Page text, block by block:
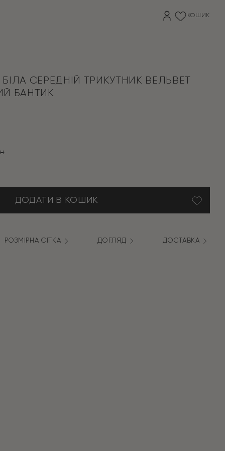
КОШИК
СЕРЕДНІЙ ТРИКУТНИК ВЕЛЬВЕТ
БАНТИК
ДОДАТИ В КОШИК
РОЗМІРНА СІТКА ДОГЛЯД ДОСТАВКА